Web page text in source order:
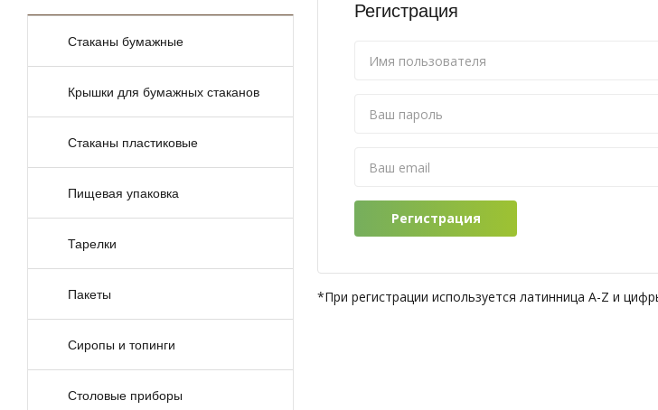
Стаканы бумажные
Крышки для бумажных стаканов
Стаканы пластиковые
Пищевая упаковка
Тарелки
Пакеты
Сиропы и топинги
Столовые приборы
Регистрация
*При регистрации используется латинница A-Z и